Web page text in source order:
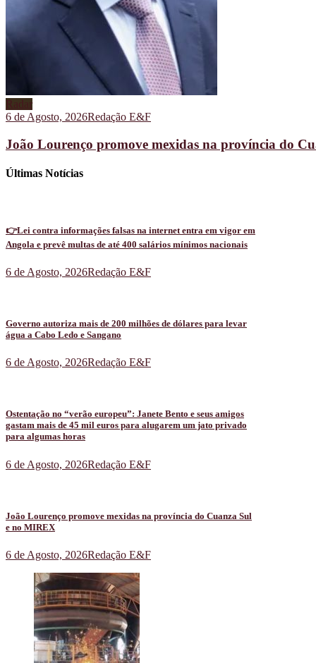
Radar
6 de Agosto, 2026Redação E&F
João Lourenço promove mexidas na província do
Últimas Notícias
👉Lei contra informações falsas na internet entra em vigor em
Angola e prevê multas de até 400 salários mínimos nacionais
6 de Agosto, 2026Redação E&F
Governo autoriza mais de 200 milhões de dólares para levar
água a Cabo Ledo e Sangano
6 de Agosto, 2026Redação E&F
Ostentação no “verão europeu”: Janete Bento e seus amigos
gastam mais de 45 mil euros para alugarem um jato privado
para algumas horas
6 de Agosto, 2026Redação E&F
João Lourenço promove mexidas na província do Cuanza Sul
e no MIREX
6 de Agosto, 2026Redação E&F